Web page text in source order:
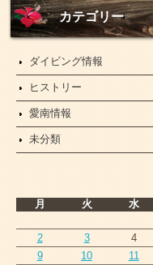
ー
カテゴリー
ダイビング情報
ヒストリー
愛南情報
未分類
月
火 水
2
3 4
9
10 11